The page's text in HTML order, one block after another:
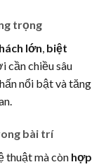
trọng
lớn, biệt
cần chiều sâu
nổi bật và tăng
bài trí
thuật mà còn hợp